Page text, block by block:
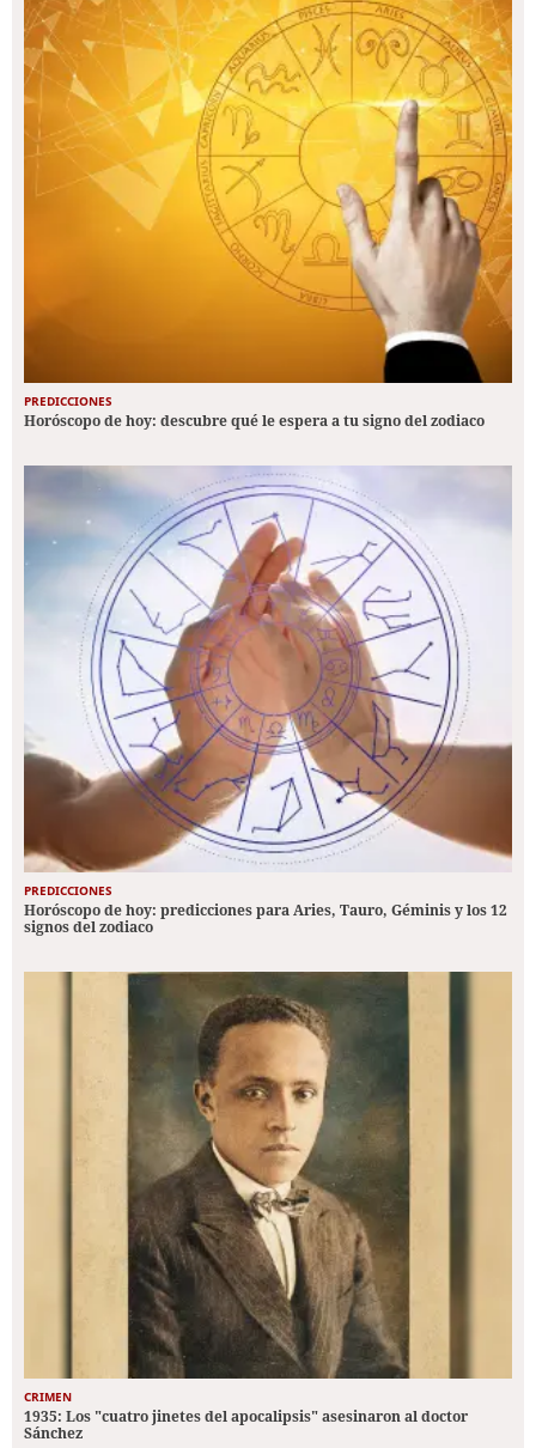
PREDICCIONES
Horóscopo de hoy: descubre qué le espera a tu signo del zodiaco
PREDICCIONES
Horóscopo de hoy: predicciones para Aries, Tauro, Géminis y los 12
signos del zodiaco
CRIMEN
1935: Los "cuatro jinetes del apocalipsis" asesinaron al doctor
Sánchez